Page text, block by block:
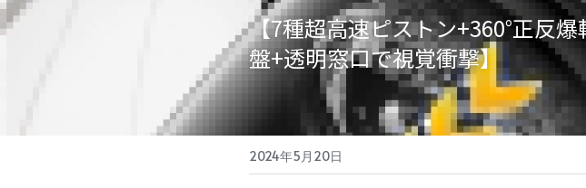
【7種超高速ピストン+360°正反
盤+透明窓口で視覚衝撃】
2024年5月20日